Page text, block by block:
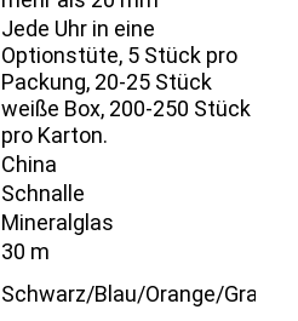
Jede Uhr in eine
Optionstüte, 5 Stück pro
Packung, 20-25 Stück
weiße Box, 200-250 Stück
pro Karton.
China
Schnalle
Mineralglas
30 m
Schwarz/Blau/Orange/Grau